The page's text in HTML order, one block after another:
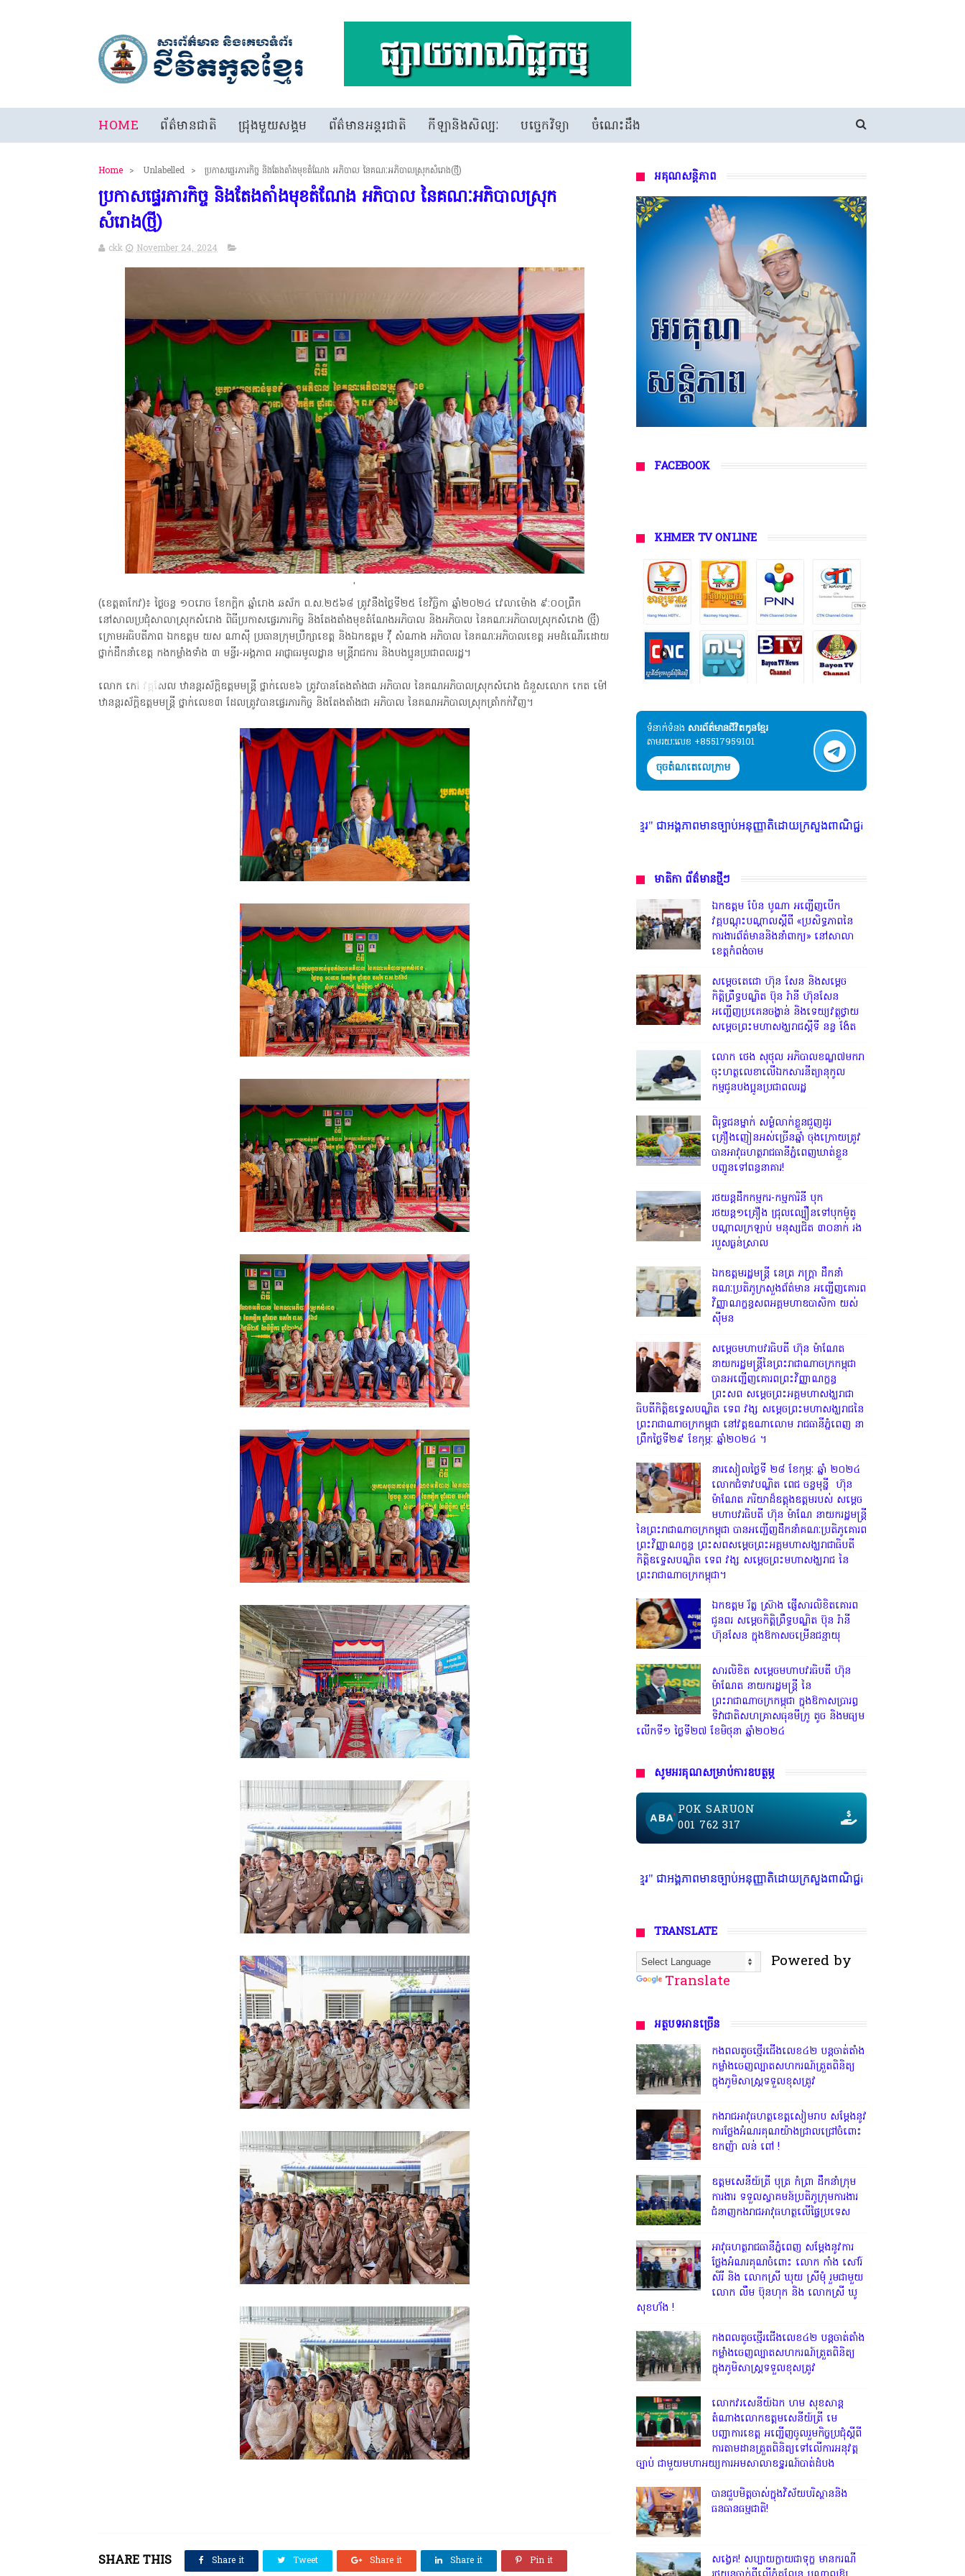
HOME ព័ត៌មានជាតិ ជ្រុងមួយសង្គម ព័ត៌មានអន្តរជាតិ កីឡានិងសិល្បៈ បច្ចេកវិទ្យា ចំណេះដឹង
Home > Unlabelled > ប្រកាសផ្ទេរភារកិច្ច និងតែងតាំងមុខតំណែង អភិបាល នៃគណៈអភិបាលស្រុកសំរោង(ថ្មី)
ប្រកាសផ្ទេរភារកិច្ច និងតែងតាំងមុខតំណែង អភិបាល នៃគណៈអភិបាលស្រុក
សំរោង(ថ្មី)
ckk November 24, 2024
'
(ខេត្តតាកែវ)៖ ថ្ងៃចន្ទ ១០រោច ខែកក្តិក ឆ្នាំរោង ឆស័ក ព.ស.២៥៦៨ ត្រូវនឹងថ្ងៃទី២៥ ខែវិច្ឆិកា ឆ្នាំ២០២៤ វេលាម៉ោង ៩:០០ព្រឹក​
នៅសាលប្រជុំសាលាស្រុកសំរោង ពិធីប្រកាសផ្ទេរភារកិច្ច និងតែងតាំងមុខតំណែងអភិបាល និងអភិបាល នៃគណៈអភិបាលស្រុកសំរោង (ថ្មី)
ក្រោមអធិបតីភាព ឯកឧត្តម យស ណាស៊ី ប្រធានក្រុមប្រឹក្សាខេត្ត និងឯកឧត្តម វ៉ី សំណាង អភិបាល នៃគណៈអភិបាលខេត្ត អមដំណើរដោយ
ថ្នាក់ដឹកនាំខេត្ត កងកម្លាំងទាំង ៣ មន្ទីរ-អង្គភាព អាជ្ញាធរមូលដ្ឋាន មន្ត្រីរាជការ និងបងប្អូនប្រជាពលរដ្ឋ។
លោក កៅ វគ្គសែល ឋានន្តរស័ក្តិឧត្តមមន្ត្រី ថ្នាក់លេខ៦ ត្រូវបានតែងតាំងជា អភិបាល នៃគណអភិបាលស្រុកសំរោង ជំនួសលោក កេត ម៉ៅ
ឋានន្តរស័ក្តិឧត្តមមន្ត្រី ថ្នាក់លេខ៣ ដែលត្រូវបានផ្ទេរភារកិច្ច និងតែងតាំងជា អភិបាល នៃគណអភិបាលស្រុកត្រាំកក់វិញ។
SHARE THIS Share it Tweet Share it Share it Pin it
អគុណសន្តិភាព
FACEBOOK
KHMER TV ONLINE
ទំនាក់ទំនង​​ សារព័ត៌មានជីវិតកូនខ្មែរ
តាមរយៈលេខ +85517959101
ចុចតំណតេលេក្រាម
* អង្គភាពសារព័ត៌មាន"ជីវិតកូនខ្មែរ" ជាអង្គភាពមានច្បាប់អនុញ្ញាតិដោយក្រសួងពាណិជ្ជកម្ម ក្រសួងការងារ ក្រសួងព័ត៌មាន * ក្រមសិលធម៌
មាតិកា ព័ត៌មានថ្មីៗ
ឯកឧត្តម ប៉ែន បូណា អញ្ជើញបើក
វគ្គបណ្តុះបណ្តាលស្តីពី «ប្រសិទ្ធភាពនៃ
ការងារព័ត៌មាននិងនាំពាក្យ» នៅសាលា
ខេត្តកំពង់ចាម
សម្តេចតេជោ ហ៊ុន សែន និងសម្ដេច
កិត្តិព្រឹទ្ធបណ្ឌិត ប៊ុន រ៉ានី ហ៊ុនសែន
អញ្ជើញប្រគេនចង្ហាន់ និងទេយ្យវត្ថុថ្វាយ
សម្តេចព្រះមហាសង្ឃរាជស្តីទី នន្ទ ង៉ែត
លោក ថេង សុថុល អភិបាលខណ្ឌ៧មករា
ចុះហត្ថលេខាលើឯកសារនីត្យានុកូល
កម្មជូនបងប្អូនប្រជាពលរដ្ឋ
ពិរុទ្ធ​ជនម្នាក់ សម្ងំលាក់ខ្លួនជួញដូរ
គ្រឿងញៀនអស់ច្រើនឆ្នាំ ចុងក្រោយត្រូវ
បានអាវុធហត្ថរាជធានីភ្នំពេញឃាត់ខ្លួន
បញ្ជូនទៅពន្ធនាគារ!
រថយន្តដឹកកម្មករ-កម្មការិនី បុក
រថយន្ត១គ្រឿង ជ្រុលល្បឿនទៅបុកម៉ូតូ
បណ្តាលក្រឡាប់ មនុស្សជិត ៣០នាក់ រង
របួសធ្ងន់ស្រាល
ឯកឧត្តមរដ្ឋមន្ត្រី នេត្រ ភក្ត្រា ដឹកនាំ
គណៈប្រតិភូក្រសួងព័ត៌មាន អញ្ជើញគោរព
វិញ្ញាណក្ខន្ធសពអគ្គមហាឧបាសិកា យស់
ស៊ីមន
សម្តេចមហាបវរធិបតី ហ៊ុន ម៉ាណែត
នាយករដ្ឋមន្ត្រីនៃព្រះរាជាណាចក្រកម្ពុជា
បានអញ្ជើញគោរពព្រះវិញ្ញាណក្ខន្ធ
ព្រះសព សម្តេចព្រះអគ្គមហាសង្ឃរាជា
ធិបតីកិត្តិឧទ្ទេសបណ្ឌិត ទេព វង្ស សម្តេចព្រះមហាសង្ឃរាជនៃ
ព្រះរាជាណាចក្រកម្ពុជា នៅវត្តឧណាលោម រាជធានីភ្នំពេញ នា
ព្រឹកថ្ងៃទី២៩ ខែកុម្ភៈ ឆ្នាំ២០២៤ ។
នារសៀលថ្ងៃទី ២៨ ខែកុម្ភៈ ឆ្នាំ ២០២៤
លោកជំទាវបណ្ឌិត ពេជ ចន្ទមុន្នី ហ៊ុន
ម៉ាណែត ភរិយាដ៏ឧត្តុងឧត្តមរបស់ សម្តេច
មហាបវរធិបតី ហ៊ុន ម៉ាណែ នាយករដ្ឋមន្រ្តី
នៃព្រះរាជាណាចក្រកម្ពុជា បានអញ្ជើញដឹកនាំគណៈប្រតិភូគោរព
ព្រះវិញ្ញាណក្ខន្ធ ព្រះសពសម្តេចព្រះអគ្គមហាសង្ឃរាជាធិបតី
កិត្តិឧទ្ទេសបណ្ឌិត ទេព វង្ស សម្តេចព្រះមហាសង្ឃរាជ នៃ
ព្រះរាជាណាចក្រកម្ពុជា។
ឯកឧត្តម រ័ត្ន ស្រ៊ាង ផ្ញើសារលិខិតគោរព
ជូនពរ សម្តេចកិត្តិព្រឹទ្ធបណ្ឌិត ប៊ុន រ៉ានី
ហ៊ុនសែន ក្នុងឱកាសចម្រើនជន្មាយុ
សារលិខិត សម្តេចមហាបវរធិបតី ហ៊ុន
ម៉ាណែត នាយករដ្ឋមន្ត្រី នៃ
ព្រះរាជាណាចក្រកម្ពុជា ក្នុងឱកាសប្រារព្ធ
ទិវាជាតិសហគ្រាសធុនមីក្រូ តូច និងមធ្យម
លើកទី១ ថ្ងៃទី២៧ ខែមិថុនា ឆ្នាំ២០២៤
សូមអរគុណសម្រាប់ការឧបត្ថម្ភ
POK SARUON
001 762 317
* អង្គភាពសារព័ត៌មាន"ជីវិតកូនខ្មែរ" ជាអង្គភាពមានច្បាប់អនុញ្ញាតិដោយក្រសួងពាណិជ្ជកម្ម ក្រសួងការងារ ក្រសួងព័ត៌មាន * ក្រមសិលធម៌
TRANSLATE
Powered by
Translate
អត្ថបទអានច្រើន
កងពលតូចថ្មើរជើងលេខ៤២ បន្តចាត់តាំង
កម្លាំងចេញល្បាតសហករណ៍ត្រួតពិនិត្យ
ក្នុងភូមិសាស្រ្តទទួលខុសត្រូវ
កងរាជអាវុធហត្ថខេត្តសៀមរាប សម្តែងនូវ
ការថ្លែងអំណរគុណយ៉ាងជ្រាលជ្រៅចំពោះ
ឧកញ៉ា លន់ ពៅ !
ឧត្តមសេនីយ៍ត្រី បុត្រ កំព្រា ដឹកនាំក្រុម
ការងារ ទទួលស្វាគមន៍ប្រតិភូក្រុមការងារ
ជំនាញកងរាជអាវុធហត្ថលើផ្ទៃប្រទេស
អាវុធហត្ថរាជធានីភ្នំពេញ សម្តែងនូវការ
ថ្លែងអំណរគុណចំពោះ លោក កាំង សៅរ៍
សិរី និង លោកស្រី ឃុយ ស្រីមុំ រួមជាមួយ
លោក លឹម ប៊ុនហុក និង លោកស្រី ឃូ
សុខហ័ង !
កងពលតូចថ្មើរជើងលេខ៤២ បន្តចាត់តាំង
កម្លាំងចេញល្បាតសហករណ៍ត្រួតពិនិត្យ
ក្នុងភូមិសាស្រ្តទទួលខុសត្រូវ
លោក​វរសេនីយ៍ឯក​ ហម​ សុខសាន្ត
តំណាង​លោកឧត្តមសេនីយ៍ត្រី មេ
បញ្ជាការ​ខេត្ត អញ្ជេីញចូលរួមកិច្ចប្រជុំស្ដីពី
ការតាមដានត្រួតពិនិត្យទៅលេីការអនុវត្ត
ច្បាប់​ ជាមួយមហាអយ្យការអមសាលាឧទ្ឋរណ៍បាត់ដំបង
បានជួបមិត្តចាស់ក្នុងវិស័យបរិស្ថាននិង
ធនធានធម្មជាតិ!
សង្វេគ! សប្បាយក្លាយជាទុក្ខ មានករណី